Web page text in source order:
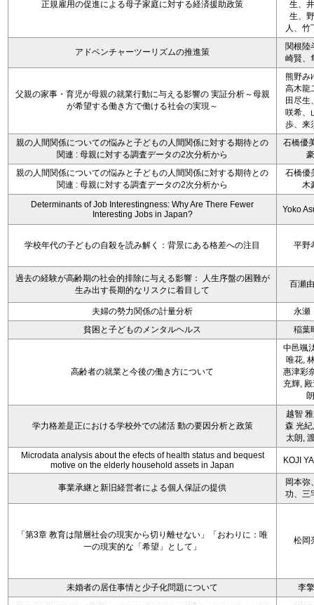
正規雇用の促進による母子家庭に対する経済援助政策
生、
生、
人、竹
アドベンチャーツーリズムの推進策
関根陸
崎賢、
父親の家事・育児が母親の就業行動に与える影響の 実証分析～母親
が希望する働き方で働ける社会の実現～
熊野み
高木龍
田尽生
咲希、
歩、来
親の人間関係についての悩みと子どもの人間関係に対する期待との
関連 : 母親に対する調査データの2次分析から
石橋優
豪
親の人間関係についての悩みと子どもの人間関係に対する期待との
関連 : 母親に対する調査データの2次分析から
石橋優
木
Determinants of Job Interestingness: Why Are There Fewer
Interesting Jobs in Japan?
Yoko
学校年代の子どもの自殺を読み解く：背景にある格差への注目 平野
過去の経験が高齢期の社会的排除に与える影響： 人生序盤の困難が
生み出す長期的なリスクに着目して
百瀬
夫婦の勢力関係の計量分析
永
貧困と子どものメンタルヘルス
稲葉
高齢者の就業と今後の働き方について
中邑颯
唯花,
惠津彩
充輝,
朗
学力格差是正における学校外での諸活 動の要因分析と政策
越智
森 光紀
太朗,
Microdata analysis about the efects of health status and bequest
motive on the elderly household assets in Japan
KOJI
事業承継と新旧経営者による個人保証の提供
岡本弥
功、三
「第3章 教育は階層社会の現実から切り離せない」「おわりに：唯
一の現実的な「希望」として」
松岡
未婚者の居住事情と少子化問題について 李